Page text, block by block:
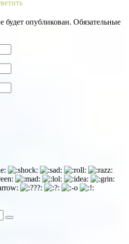
будет опубликован. Обязательные